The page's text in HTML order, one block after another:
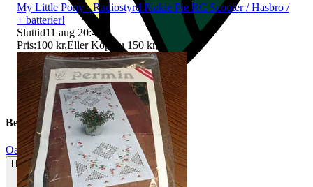
Beskrivning
Oanvänt
Helt ny och aldrig använd
My Little Pony - Radiostyrd Pinkie Pie RC Scooter / Hasbro /
+ batterier!
Sluttid11 aug 20:41
Pris:100 kr,Eller Köp nu 150 kr,